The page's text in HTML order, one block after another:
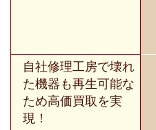
自社修理工房で壊れ
た機器も再生可能な
ため高価買取を実
現！